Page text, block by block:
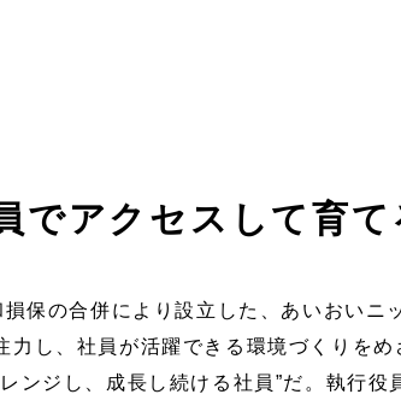
でアクセスして育て
保の合併により設立した、あいおいニ
力し、社員が活躍できる環境づくりを
ンジし、成長し続ける社員”だ。執行役